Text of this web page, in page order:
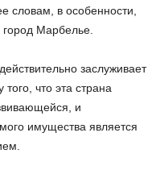
словам, в особенности,
Марбелье.
действительно заслуживает
что эта страна
и
имущества является